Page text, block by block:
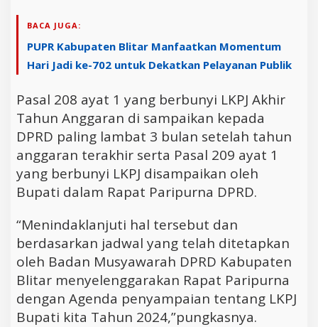
BACA JUGA:
PUPR Kabupaten Blitar Manfaatkan Momentum
Hari Jadi ke-702 untuk Dekatkan Pelayanan Publik
Pasal 208 ayat 1 yang berbunyi LKPJ Akhir
Tahun Anggaran di sampaikan kepada
DPRD paling lambat 3 bulan setelah tahun
anggaran terakhir serta Pasal 209 ayat 1
yang berbunyi LKPJ disampaikan oleh
Bupati dalam Rapat Paripurna DPRD.
“Menindaklanjuti hal tersebut dan
berdasarkan jadwal yang telah ditetapkan
oleh Badan Musyawarah DPRD Kabupaten
Blitar menyelenggarakan Rapat Paripurna
dengan Agenda penyampaian tentang LKPJ
Bupati kita Tahun 2024,”pungkasnya.